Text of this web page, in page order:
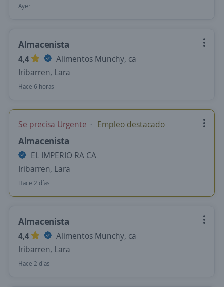
Ayer
Almacenista
4,4
Alimentos Munchy, ca
Iribarren, Lara
Hace 6 horas
Se precisa Urgente Empleo destacado
Almacenista
EL IMPERIO RA CA
Iribarren, Lara
Hace 2 días
Almacenista
4,4
Alimentos Munchy, ca
Iribarren, Lara
Hace 2 días